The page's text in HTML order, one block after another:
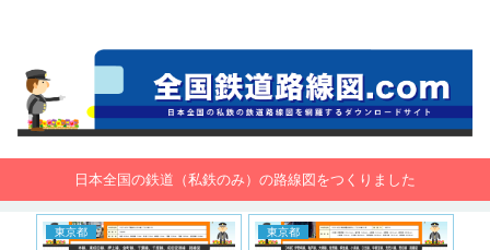
日本全国の鉄道（私鉄のみ）の路線図をつくりました
東京都 東京都